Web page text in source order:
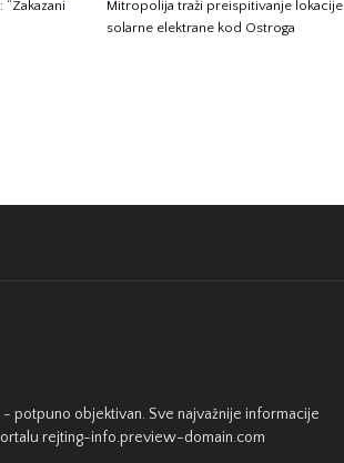
Mitropolija traži preispitivanje lokacije
solarne elektrane kod Ostroga
- potpuno objektivan. Sve najvažnije informacije
rejting-info.preview-domain.com